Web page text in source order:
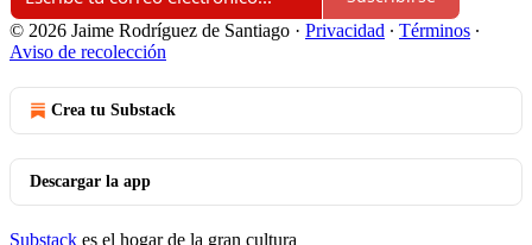
© 2026 Jaime Rodríguez de Santiago · Privacidad ∙ Términos ∙
Aviso de recolección
Crea tu Substack
Descargar la app
Substack es el hogar de la gran cultura